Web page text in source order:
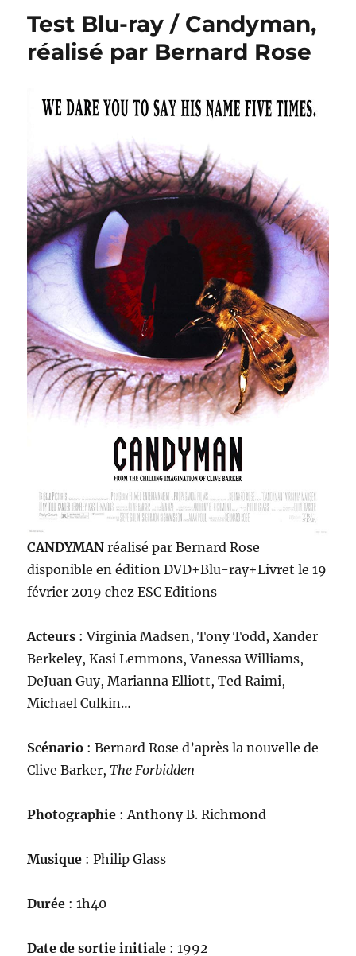
/
Proie
réalisé
par
Stamm
Test Blu-ray / Candyman,
réalisé par Bernard Rose
CANDYMANréalisé par Bernard Rose
disponible en édition DVD+Blu-ray+Livret le 19
février 2019 chez ESC Editions
Acteurs : Virginia Madsen, Tony Todd, Xander
Berkeley, Kasi Lemmons, Vanessa Williams,
DeJuan Guy, Marianna Elliott, Ted Raimi,
Michael Culkin…
Scénario : Bernard Rose d’après la nouvelle de
Clive Barker,The Forbidden
Photographie : Anthony B. Richmond
Musique : Philip Glass
Durée : 1h40
Date de sortie initiale : 1992